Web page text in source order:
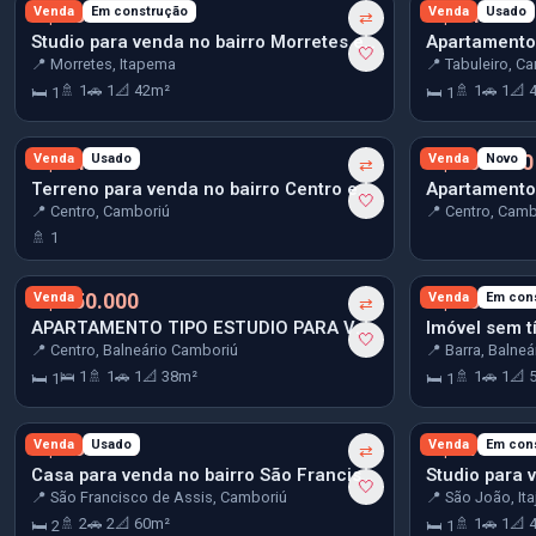
Venda Em construção
⇄
🤍
R$ 534.000
Studio para venda no bairro Morretes em Itapema
📍 Morretes, Itapema
🛏 1 🚿 1🚗 1 📐 42m²
Venda Usado
R$ 540.000
📍 Tabuleiro,
🛏 1 🚿 1🚗 1 📐
Venda Usado
⇄
🤍
R$ 549.000
Terreno para venda no bairro Centro em Camboriú
📍 Centro, Camboriú
🚿 1
Venda Novo
R$ 550.000
📍 Centro,
Venda
⇄
🤍
R$ 550.000
APARTAMENTO TIPO ESTUDIO PARA VENDA NO CENTRO DE BALNEÁRIO CAMBORIU
📍 Centro, Balneário Camboriú
🛏 1🛌 1 🚿 1🚗 1 📐 38m²
Venda Em
R$ 554.784
Imóvel sem
📍 Barra,
🛏 1 🚿 1🚗 1 📐
Venda Usado
⇄
🤍
R$ 560.000
Casa para venda no bairro São Francisco de Assis em Camboriú
📍 São Francisco de Assis, Camboriú
🛏 2🚿 2🚗 2📐 60m²
Venda Em
R$ 570.480
📍 São João,
🛏 1 🚿 1🚗 1 📐